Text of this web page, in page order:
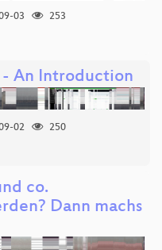
03
253
An Introduction
02
250
co.
Dann machs